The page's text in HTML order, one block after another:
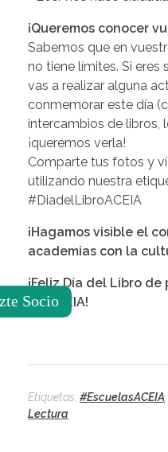
¡Queremos conocer
Sabemos que en
no tiene límites. Si eres
vas a realizar alguna
conmemorar este día
intercambios de libros,
¡queremos verla!
Comparte tus fotos y
utilizando nuestra
#DiadelLibroACEIA
¡Hagamos visible el
academias con la
¡Feliz Día del Libro
de ACEIA!
Etiquetas: #EscuelasACEIA,
Lectura
Socio